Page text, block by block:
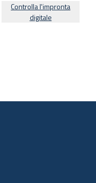
Controlla l'impronta
digitale